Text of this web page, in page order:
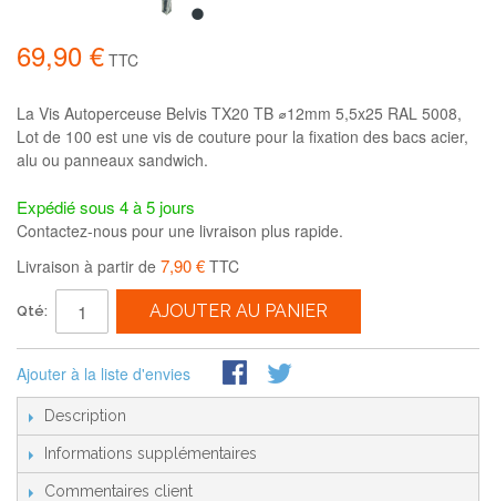
69,90 € TTC
La Vis Autoperceuse Belvis TX20 TB ⌀12mm 5,5x25 RAL 5008,
Lot de 100 est une vis de couture pour la fixation des bacs acier,
alu ou panneaux sandwich.
Expédié sous 4 à 5 jours
Contactez-nous pour une livraison plus rapide.
Livraison à partir de 7,90 € TTC
Qté: AJOUTER AU PANIER
Ajouter à la liste d'envies
Description
Informations supplémentaires
Commentaires client